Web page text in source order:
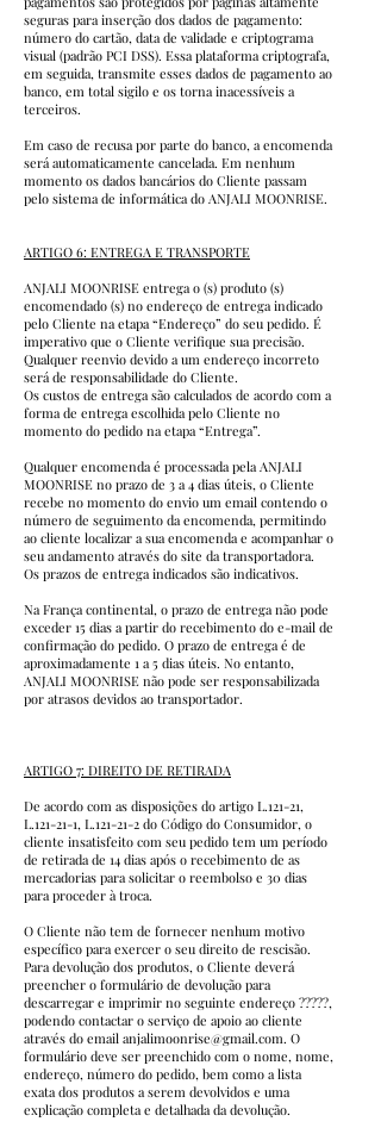
seguras para inserção dos dados de pagamento:
número do cartão, data de validade e criptograma
visual (padrão PCI DSS). Essa plataforma criptografa,
em seguida, transmite esses dados de pagamento ao
banco, em total sigilo e os torna inacessíveis a
terceiros.
Em caso de recusa por parte do banco, a encomenda
será automaticamente cancelada. Em nenhum
momento os dados bancários do Cliente passam
pelo sistema de informática do ANJALI MOONRISE.
ARTIGO 6: ENTREGA E TRANSPORTE
ANJALI MOONRISE entrega o (s) produto (s)
encomendado (s) no endereço de entrega indicado
pelo Cliente na etapa “Endereço” do seu pedido. É
imperativo que o Cliente verifique sua precisão.
Qualquer reenvio devido a um endereço incorreto
será de responsabilidade do Cliente.
Os custos de entrega são calculados de acordo com a
forma de entrega escolhida pelo Cliente no
momento do pedido na etapa “Entrega”.
Qualquer encomenda é processada pela ANJALI
MOONRISE no prazo de 3 a 4 dias úteis, o Cliente
recebe no momento do envio um email contendo o
número de seguimento da encomenda, permitindo
ao cliente localizar a sua encomenda e acompanhar o
seu andamento através do site da transportadora.
Os prazos de entrega indicados são indicativos.
Na França continental, o prazo de entrega não pode
exceder 15 dias a partir do recebimento do e-mail de
confirmação do pedido. O prazo de entrega é de
aproximadamente 1 a 5 dias úteis. No entanto,
ANJALI MOONRISE não pode ser responsabilizada
por atrasos devidos ao transportador.
ARTIGO 7: DIREITO DE RETIRADA
De acordo com as disposições do artigo L.121-21,
L.121-21-1, L.121-21-2 do Código do Consumidor, o
cliente insatisfeito com seu pedido tem um período
de retirada de 14 dias após o recebimento de as
mercadorias para solicitar o reembolso e 30 dias
para proceder à troca.
O Cliente não tem de fornecer nenhum motivo
específico para exercer o seu direito de rescisão.
Para devolução dos produtos, o Cliente deverá
preencher o formulário de devolução para
descarregar e imprimir no seguinte endereço ?????,
podendo contactar o serviço de apoio ao cliente
através do email anjalimoonrise@gmail.com. O
formulário deve ser preenchido com o nome, nome,
endereço, número do pedido, bem como a lista
exata dos produtos a serem devolvidos e uma
explicação completa e detalhada da devolução.